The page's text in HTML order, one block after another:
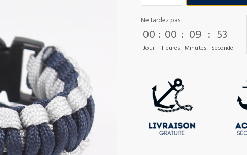
Ne tardez pas
00
Jour
: 00
Heures
: 09
Minutes
: 52
Seconde